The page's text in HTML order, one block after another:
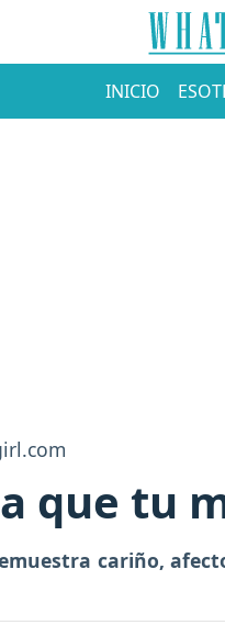
INICIO
que tu
cariño,